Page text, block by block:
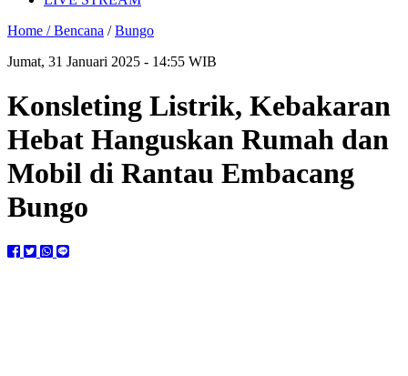
Home /Bencana /Bungo
Jumat, 31 Januari 2025 - 14:55 WIB
Konsleting Listrik, Kebakaran
Hebat Hanguskan Rumah dan
Mobil di Rantau Embacang
Bungo